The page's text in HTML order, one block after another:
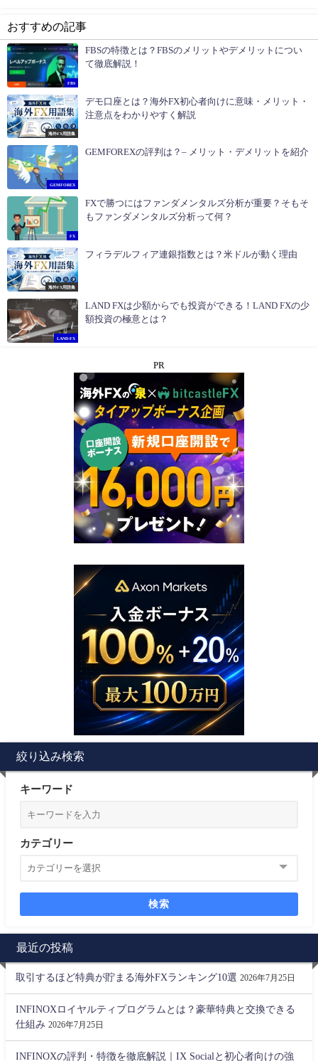
おすすめの記事
FBS
FBSの特徴とは？FBSのメリットやデメリットについ
て徹底解説！
海外FX用語集
デモ口座とは？海外FX初心者向けに意味・メリット・
注意点をわかりやすく解説
GEMFOREX
GEMFOREXの評判は？– メリット・デメリットを紹介
FX
FXで勝つにはファンダメンタルズ分析が重要？そもそ
もファンダメンタルズ分析って何？
海外FX用語集
フィラデルフィア連銀指数とは？米ドルが動く理由
LAND-FX
LAND FXは少額からでも投資ができる！LAND FXの少
額投資の極意とは？
PR
絞り込み検索
キーワード
カテゴリー
検索
最近の投稿
取引するほど特典が貯まる海外FXランキング10選 2026年7月25日
INFINOXロイヤルティプログラムとは？豪華特典と交換できる
仕組み 2026年7月25日
INFINOXの評判・特徴を徹底解説｜IX Socialと初心者向けの強